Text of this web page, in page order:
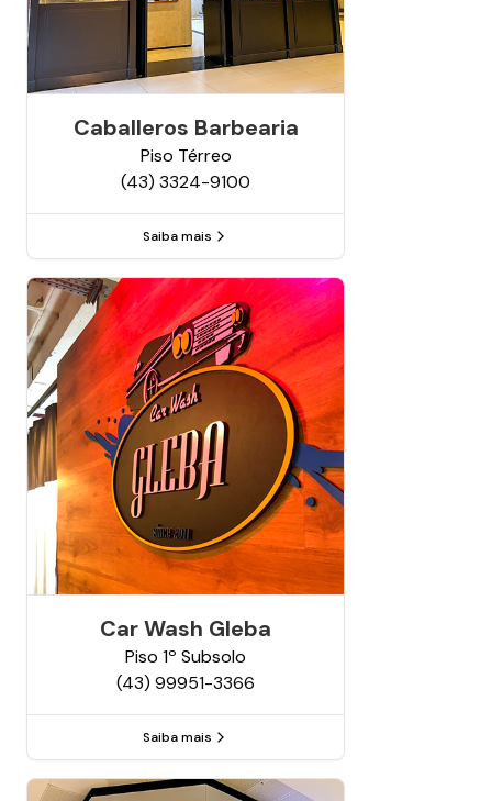
Caballeros Barbearia
Piso Térreo
(43) 3324-9100
Saiba mais
Car Wash Gleba
Piso 1º Subsolo
(43) 99951-3366
Saiba mais